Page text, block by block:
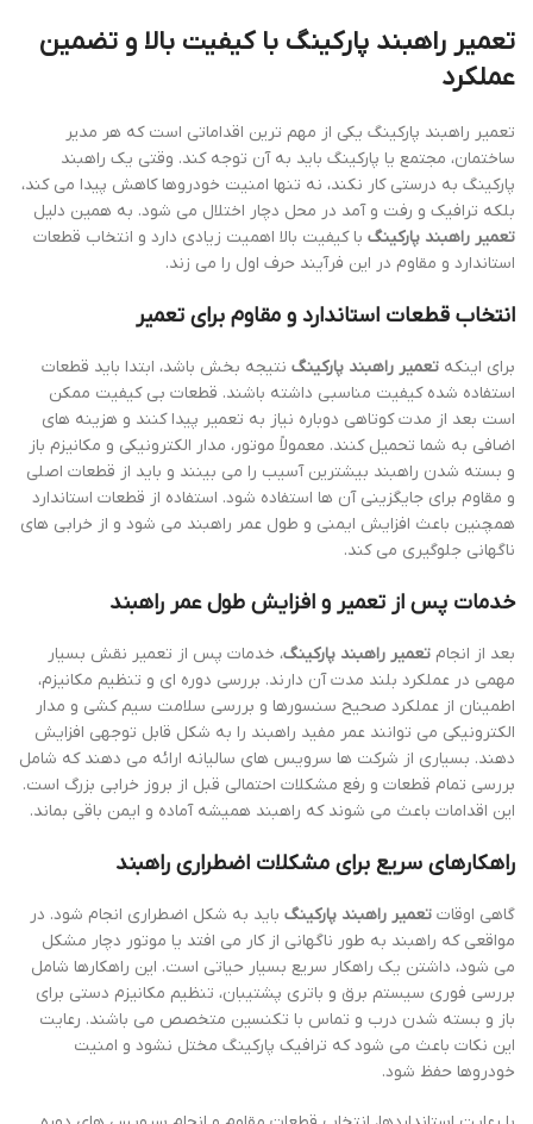
تعمیر راهبند پارکینگ با کیفیت بالا و تضمین
عملکرد
تعمیر راهبند پارکینگ یکی از مهم ترین اقداماتی است که هر مدیر
ساختمان، مجتمع یا پارکینگ باید به آن توجه کند. وقتی یک راهبند
پارکینگ به درستی کار نکند، نه تنها امنیت خودروها کاهش پیدا می کند،
بلکه ترافیک و رفت و آمد در محل دچار اختلال می شود. به همین دلیل
تعمیر راهبند پارکینگ با کیفیت بالا اهمیت زیادی دارد و انتخاب قطعات
استاندارد و مقاوم در این فرآیند حرف اول را می زند.
انتخاب قطعات استاندارد و مقاوم برای تعمیر
برای اینکه تعمیر راهبند پارکینگ نتیجه بخش باشد، ابتدا باید قطعات
استفاده شده کیفیت مناسبی داشته باشند. قطعات بی کیفیت ممکن
است بعد از مدت کوتاهی دوباره نیاز به تعمیر پیدا کنند و هزینه های
اضافی به شما تحمیل کنند. معمولاً موتور، مدار الکترونیکی و مکانیزم باز
و بسته شدن راهبند بیشترین آسیب را می بینند و باید از قطعات اصلی
و مقاوم برای جایگزینی آن ها استفاده شود. استفاده از قطعات استاندارد
همچنین باعث افزایش ایمنی و طول عمر راهبند می شود و از خرابی های
ناگهانی جلوگیری می کند.
خدمات پس از تعمیر و افزایش طول عمر راهبند
بعد از انجام تعمیر راهبند پارکینگ، خدمات پس از تعمیر نقش بسیار
مهمی در عملکرد بلند مدت آن دارند. بررسی دوره ای و تنظیم مکانیزم،
اطمینان از عملکرد صحیح سنسورها و بررسی سلامت سیم کشی و مدار
الکترونیکی می توانند عمر مفید راهبند را به شکل قابل توجهی افزایش
دهند. بسیاری از شرکت ها سرویس های سالیانه ارائه می دهند که شامل
بررسی تمام قطعات و رفع مشکلات احتمالی قبل از بروز خرابی بزرگ است.
این اقدامات باعث می شوند که راهبند همیشه آماده و ایمن باقی بماند.
راهکارهای سریع برای مشکلات اضطراری راهبند
گاهی اوقات تعمیر راهبند پارکینگ باید به شکل اضطراری انجام شود. در
مواقعی که راهبند به طور ناگهانی از کار می افتد یا موتور دچار مشکل
می شود، داشتن یک راهکار سریع بسیار حیاتی است. این راهکارها شامل
بررسی فوری سیستم برق و باتری پشتیبان، تنظیم مکانیزم دستی برای
باز و بسته شدن درب و تماس با تکنسین متخصص می باشند. رعایت
این نکات باعث می شود که ترافیک پارکینگ مختل نشود و امنیت
خودروها حفظ شود.